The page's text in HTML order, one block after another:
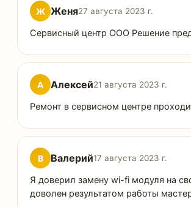
Ж Женя27 августа 2023 г.
Сервисный центр ООО Решение
А Алексей21 августа 2023 г.
Ремонт в сервисном центре
В Валерий17 августа 2023 г.
Я доверил замену wi-fi модуля на
доволен результатом работы